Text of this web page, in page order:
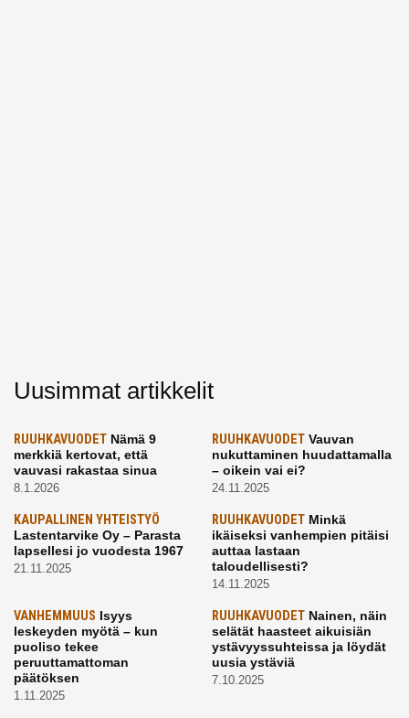
Uusimmat artikkelit
RUUHKAVUODET Nämä 9
merkkiä kertovat, että
vauvasi rakastaa sinua
8.1.2026
RUUHKAVUODETVauvan
nukuttaminen huudattamalla
– oikein vai ei?
24.11.2025
KAUPALLINEN YHTEISTYÖ
Lastentarvike Oy – Parasta
lapsellesi jo vuodesta 1967
21.11.2025
RUUHKAVUODETMinkä
ikäiseksi vanhempien pitäisi
auttaa lastaan
taloudellisesti?
14.11.2025
VANHEMMUUS Isyys
leskeyden myötä – kun
puoliso tekee
peruuttamattoman
päätöksen
1.11.2025
RUUHKAVUODETNainen, näin
selätät haasteet aikuisiän
ystävyyssuhteissa ja löydät
uusia ystäviä
7.10.2025